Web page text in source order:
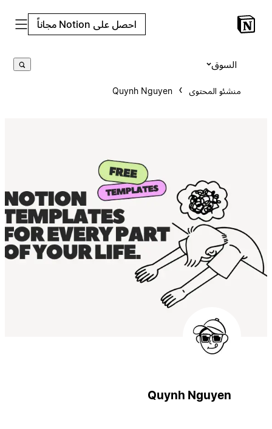
احصل على Notion مجاناً
منشئو المحتوى Quynh Nguyen
Quynh Nguyen